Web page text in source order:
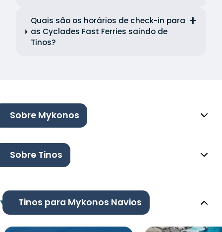
Quais são os horários de check-in para
as Cyclades Fast Ferries saindo de
Tinos?
Sobre Mykonos
Sobre Tinos
Tinos para Mykonos Navios